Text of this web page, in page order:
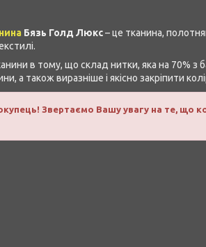
Бязь Голд Люкс– це тканина,
в тому, що склад нитки, яка на 70% з
а також виразніше і якісно закріпити
Звертаємо Вашу увагу на те, що